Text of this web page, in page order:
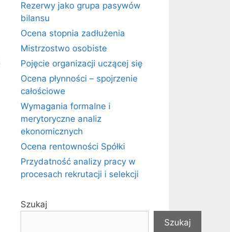
Rezerwy jako grupa pasywów
bilansu
Ocena stopnia zadłużenia
Mistrzostwo osobiste
Pojęcie organizacji uczącej się
Ocena płynności – spojrzenie
całościowe
Wymagania formalne i
merytoryczne analiz
ekonomicznych
Ocena rentowności Spółki
Przydatność analizy pracy w
procesach rekrutacji i selekcji
Szukaj
Szukaj